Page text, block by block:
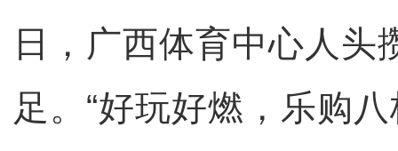
日，广西体育中心人头
足。“好玩好燃，乐购